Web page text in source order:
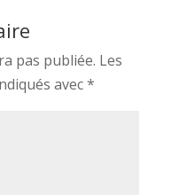
pas publiée. Les
avec*